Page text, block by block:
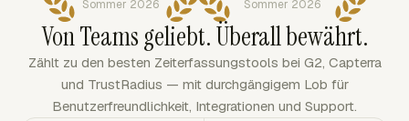
Sommer 2026
Sommer 2026
Von Teams geliebt. Überall bewährt.
Zählt zu den besten Zeiterfassungstools bei G2, Capterra
und TrustRadius — mit durchgängigem Lob für
Benutzerfreundlichkeit, Integrationen und Support.